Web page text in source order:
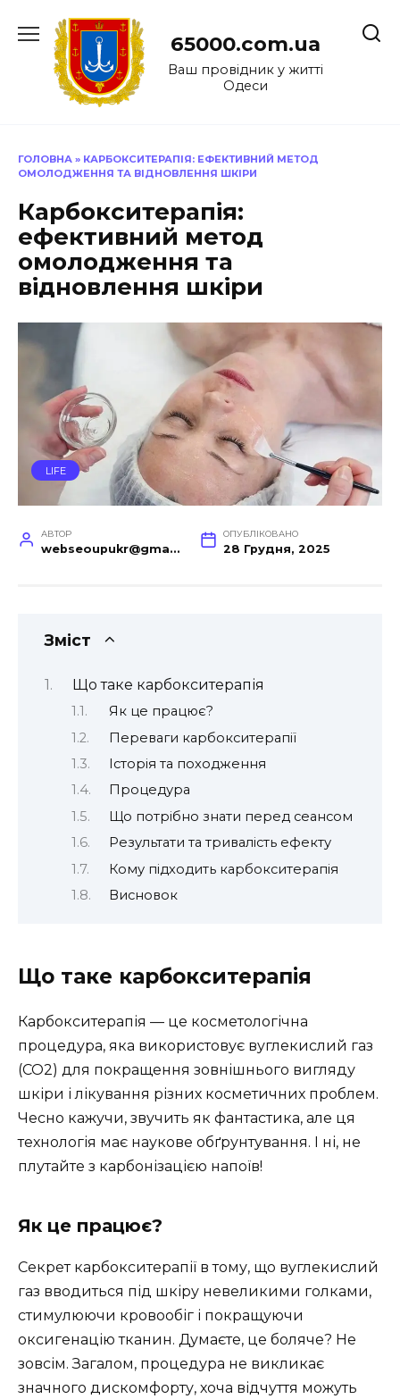
до
65000.com.ua
Ваш провідник у житті
Одеси
ГОЛОВНА » КАРБОКСИТЕРАПІЯ: ЕФЕКТИВНИЙ МЕТОД
ОМОЛОДЖЕННЯ ТА ВІДНОВЛЕННЯ ШКІРИ
Карбокситерапія:
ефективний метод
омолодження та
відновлення шкіри
LIFE
АВТОР
webseoupukr@gmail.com
ОПУБЛІКОВАНО
28 Грудня, 2025
Зміст
Що таке карбокситерапія
Як це працює?
Переваги карбокситерапії
Історія та походження
Процедура
Що потрібно знати перед сеансом
Результати та тривалість ефекту
Кому підходить карбокситерапія
Висновок
Що таке карбокситерапія
Карбокситерапія — це косметологічна
процедура, яка використовує вуглекислий газ
(CO2) для покращення зовнішнього вигляду
шкіри і лікування різних косметичних проблем.
Чесно кажучи, звучить як фантастика, але ця
технологія має наукове обґрунтування. І ні, не
плутайте з карбонізацією напоїв!
Як це працює?
Секрет карбокситерапії в тому, що вуглекислий
газ вводиться під шкіру невеликими голками,
стимулюючи кровообіг і покращуючи
оксигенацію тканин. Думаєте, це боляче? Не
зовсім. Загалом, процедура не викликає
значного дискомфорту, хоча відчуття можуть